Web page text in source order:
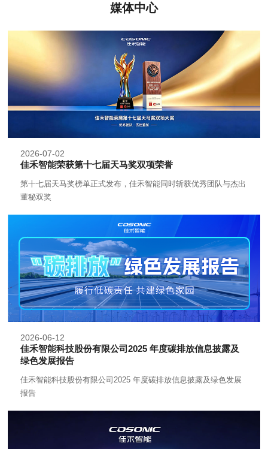
媒体中心
2026-07-02
佳禾智能荣获第十七届天马奖双项荣誉
第十七届天马奖榜单正式发布，佳禾智能同时斩获优秀团队与杰出
董秘双奖
2026-06-12
佳禾智能科技股份有限公司2025 年度碳排放信息披露及
绿色发展报告
佳禾智能科技股份有限公司2025 年度碳排放信息披露及绿色发展
报告